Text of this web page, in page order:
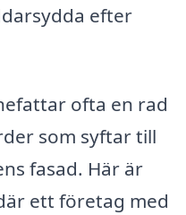
efter
ofta en rad
som syftar till
fasad. Här är
ett företag med